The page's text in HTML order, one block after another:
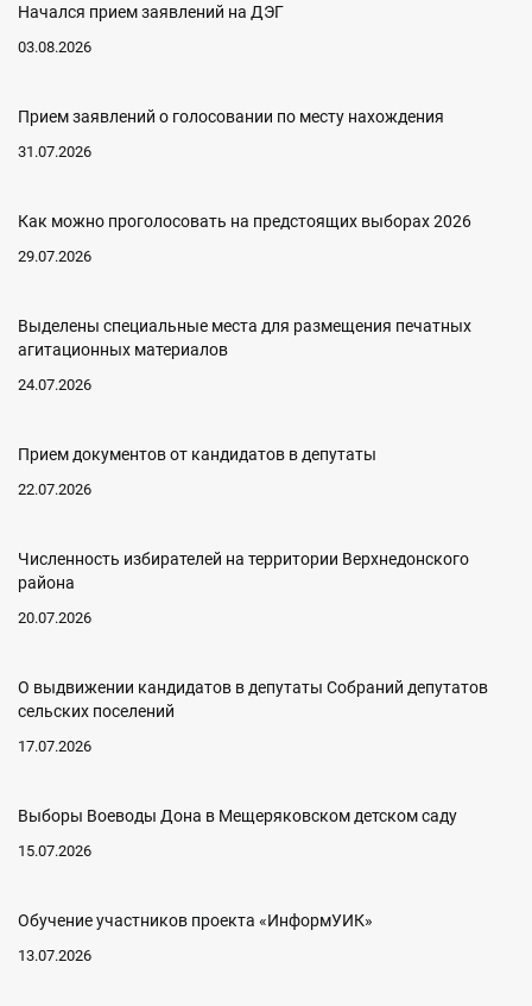
Начался прием заявлений на ДЭГ
03.08.2026
Прием заявлений о голосовании по месту нахождения
31.07.2026
Как можно проголосовать на предстоящих выборах 2026
29.07.2026
Выделены специальные места для размещения печатных
агитационных материалов
24.07.2026
Прием документов от кандидатов в депутаты
22.07.2026
Численность избирателей на территории Верхнедонского
района
20.07.2026
О выдвижении кандидатов в депутаты Собраний депутатов
сельских поселений
17.07.2026
Выборы Воеводы Дона в Мещеряковском детском саду
15.07.2026
Обучение участников проекта «ИнформУИК»
13.07.2026